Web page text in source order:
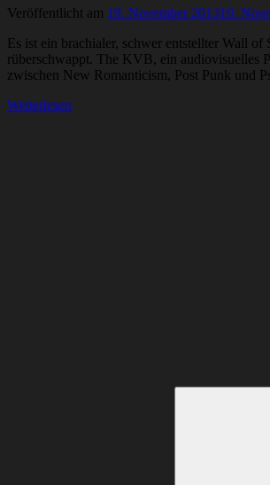
Veröffentlicht am 19. November 201319.
Es ist ein brachialer, schwer entstellter Wall
rüberschwappt. The KVB, ein audiovisuelles
zwischen New Romanticism, Post Punk und
Weiterlesen